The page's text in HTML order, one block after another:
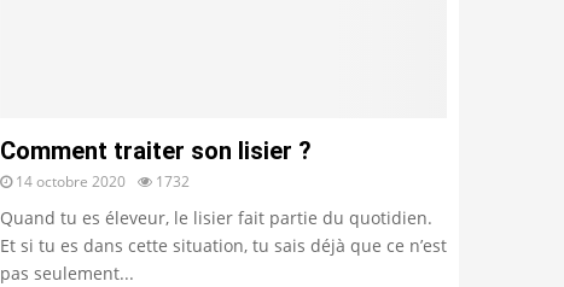
Comment traiter son lisier ?
14 octobre 2020 1732
Quand tu es éleveur, le lisier fait partie du quotidien.
Et si tu es dans cette situation, tu sais déjà que ce n’est
pas seulement...